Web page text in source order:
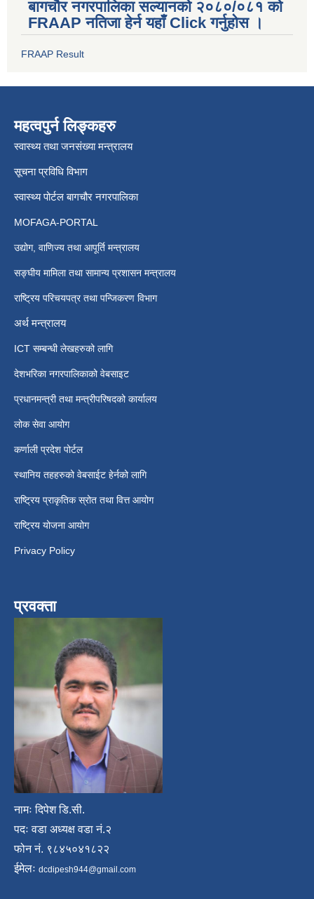
बागचौर नगरपालिका सल्यानको २०८०/०८१ को
FRAAP नतिजा हेर्न यहाँ Click गर्नुहोस ।
FRAAP Result
महत्वपुर्न लिङ्कहरु
स्वास्थ्य तथा जनसंख्या मन्त्रालय
सूचना प्रविधि विभाग
स्वास्थ्य पोर्टल बागचौर नगरपालिका
MOFAGA-PORTAL
उद्योग, वाणिज्य तथा आपूर्ति मन्त्रालय
सङ्घीय मामिला तथा सामान्य प्रशासन मन्त्रालय
राष्ट्रिय परिचयपत्र तथा पन्जिकरण विभाग
अर्थ मन्त्रालय
ICT सम्बन्धी लेखहरुको लागि
देशभरिका नगरपालिकाको वेबसाइट
प्रधानमन्त्री तथा मन्त्रीपरिषदको कार्यालय
लोक सेवा आयोग
कर्णाली प्रदेश पोर्टल
स्थानिय तहहरुको वेबसाईट हेर्नको लागि
राष्ट्रिय प्राकृतिक स्रोत तथा वित्त आयोग
राष्ट्रिय योजना आयोग
Privacy Policy
प्रवक्ता
नामः दिपेश डि.सी.
पदः वडा अध्यक्ष वडा नं.२
फोन नं. ९८४५०४१८२२
ईमेलः dcdipesh944@gmail.com